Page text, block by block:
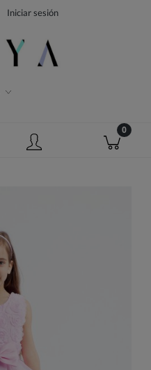
Iniciar sesión